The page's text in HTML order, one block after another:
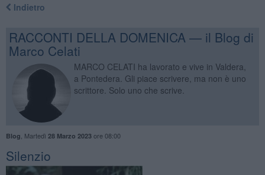
Indietro
RACCONTI DELLA DOMENICA — il Blog di
Marco Celati
MARCO CELATI ha lavorato e vive in Valdera,
a Pontedera. Gli piace scrivere, ma non è uno
scrittore. Solo uno che scrive.
Blog Martedì 28 Marzo 2023ore 08:00
Silenzio